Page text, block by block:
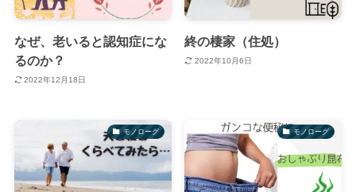
なぜ、老いると認知症にな
るのか？
2022年12月18日
終の棲家（住処）
2022年10月6日
モノローグ モノローグ